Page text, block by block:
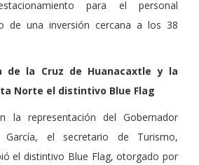
para el personal
de una inversión cercana a los 38
de la Cruz de Huanacaxtle y la
Norte el distintivo Blue Flag
la representación del Gobernador
García, el secretario de Turismo,
el distintivo Blue Flag, otorgado por